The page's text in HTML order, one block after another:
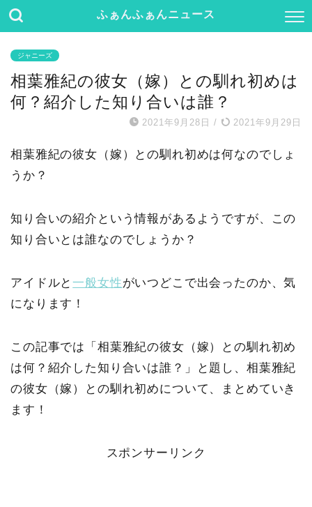
ふぁんふぁんニュース
ジャニーズ
相葉雅紀の彼女（嫁）との馴れ初めは
何？紹介した知り合いは誰？
2021年9月28日 / 2021年9月29日
相葉雅紀の彼女（嫁）との馴れ初めは何なのでしょ
うか？
知り合いの紹介という情報があるようですが、この
知り合いとは誰なのでしょうか？
アイドルと一般女性がいつどこで出会ったのか、気
になります！
この記事では「相葉雅紀の彼女（嫁）との馴れ初め
は何？紹介した知り合いは誰？」と題し、相葉雅紀
の彼女（嫁）との馴れ初めについて、まとめていき
ます！
スポンサーリンク